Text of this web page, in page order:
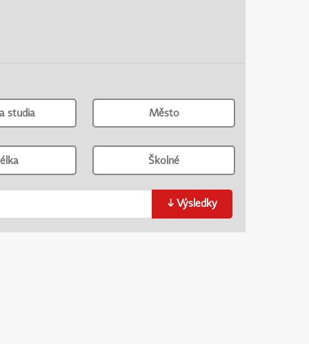
studia Město
Školné
↓ Výsledky